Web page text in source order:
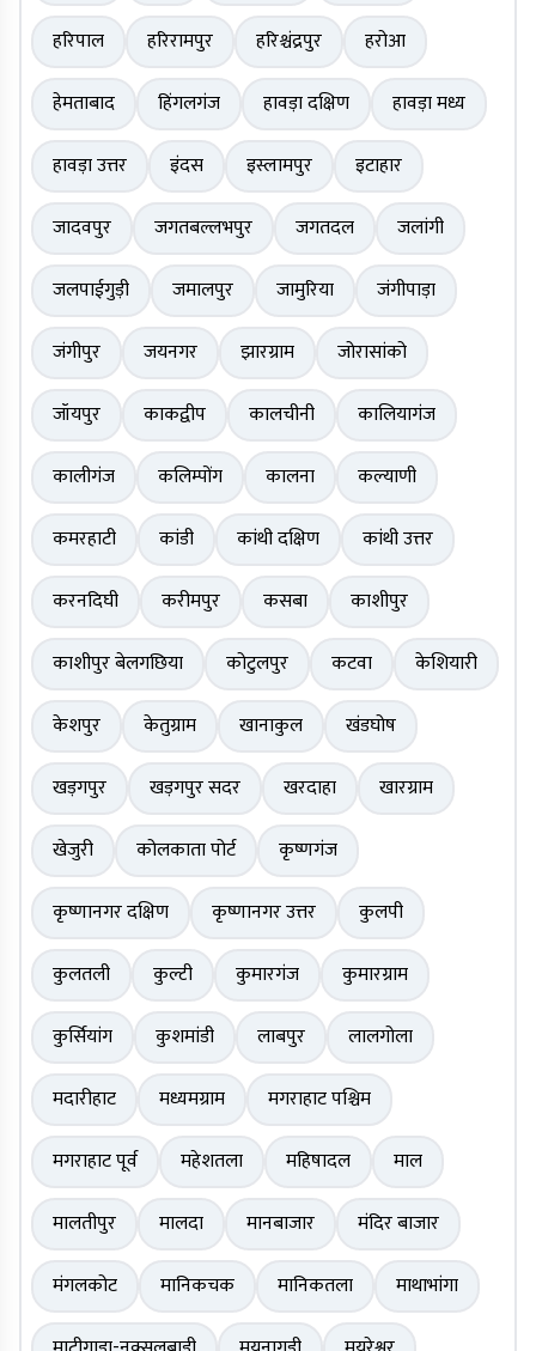
हरिपाल
हरिरामपुर हरिश्चंद्रपुर
हरोआ
हेमताबाद
हिंगलगंज हावड़ा दक्षिण
हावड़ा मध्य
हावड़ा उत्तर
इंदस इस्लामपुर
इटाहार
जादवपुर
जगतबल्लभपुर जगतदल
जलांगी
जलपाईगुड़ी
जमालपुर जामुरिया
जंगीपाड़ा
जंगीपुर
जयनगर झारग्राम
जोरासांको
जॉयपुर
काकद्वीप कालचीनी
कालियागंज
कालीगंज
कलिम्पोंग कालना
कल्याणी
कमरहाटी
कांडी कांथी दक्षिण
कांथी उत्तर
करनदिघी
करीमपुर कसबा
काशीपुर
काशीपुर बेलगछिया
कोटुलपुर कटवा
केशियारी
केशपुर
केतुग्राम खानाकुल
खंडघोष
खड़गपुर
खड़गपुर सदर खरदाहा
खारग्राम
खेजुरी
कोलकाता पोर्ट
कृष्णगंज
कृष्णानगर दक्षिण
कृष्णानगर उत्तर
कुलपी
कुलतली
कुल्टी कुमारगंज
कुमारग्राम
कुर्सियांग
कुशमांडी लाबपुर
लालगोला
मदारीहाट
मध्यमग्राम
मगराहाट पश्चिम
मगराहाट पूर्व
महेशतला महिषादल
माल
मालतीपुर
मालदा मानबाजार
मंदिर बाजार
मंगलकोट
मानिकचक मानिकतला
माथाभांगा